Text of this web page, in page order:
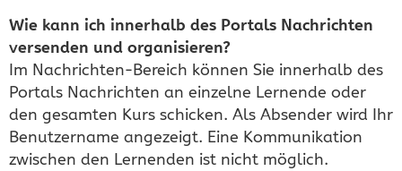
Wie kann ich innerhalb des Portals Nachrichten
versenden und organisieren?
Im Nachrichten-Bereich können Sie innerhalb des
Portals Nachrichten an einzelne Lernende oder
den gesamten Kurs schicken. Als Absender wird Ihr
Benutzername angezeigt. Eine Kommunikation
zwischen den Lernenden ist nicht möglich.